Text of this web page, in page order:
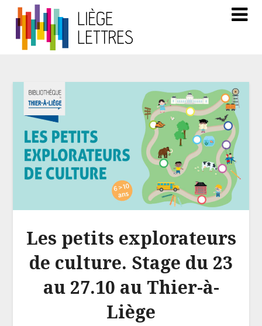
Les petits explorateurs
de culture. Stage du 23
au 27.10 au Thier-à-
Liège